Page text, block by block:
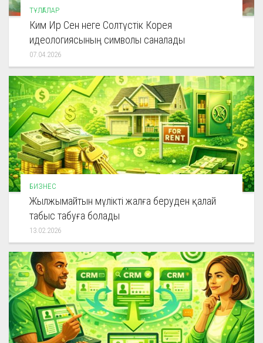
ТҰЛҒАЛАР
Ким Ир Сен неге Солтүстік Корея
идеологиясының символы саналады
07.04.2026
БИЗНЕС
Жылжымайтын мүлікті жалға беруден қалай
табыс табуға болады
13.02.2026